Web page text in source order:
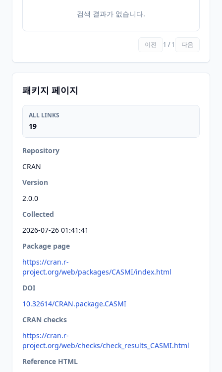
검색 결과가 없습니다.
이전 1 / 1 다음
패키지 페이지
ALL LINKS
19
Repository
CRAN
Version
2.0.0
Collected
2026-07-26 01:41:41
Package page
https://cran.r-
project.org/web/packages/CASMI/index.html
DOI
10.32614/CRAN.package.CASMI
CRAN checks
https://cran.r-
project.org/web/checks/check_results_CASMI.html
Reference HTML